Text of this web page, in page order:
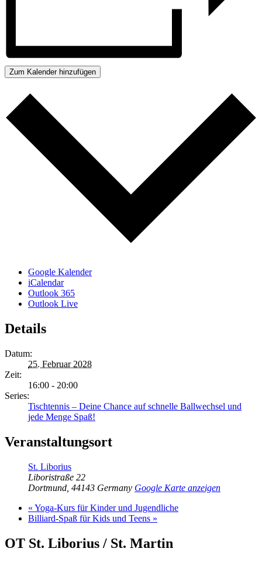
Zum Kalender hinzufügen
Google Kalender
iCalendar
Outlook 365
Outlook Live
Details
Datum:
25. Februar 2028
Zeit:
16:00 - 20:00
Series:
Tischtennis – Deine Chance auf schnelle Ballwechsel und
jede Menge Spaß!
Veranstaltungsort
St. Liborius
Liboristraße 22
Dortmund 44143 Germany Google Karte anzeigen
« Yoga-Kurs für Kinder und Jugendliche
Billiard-Spaß für Kids und Teens »
OT St. Liborius / St. Martin